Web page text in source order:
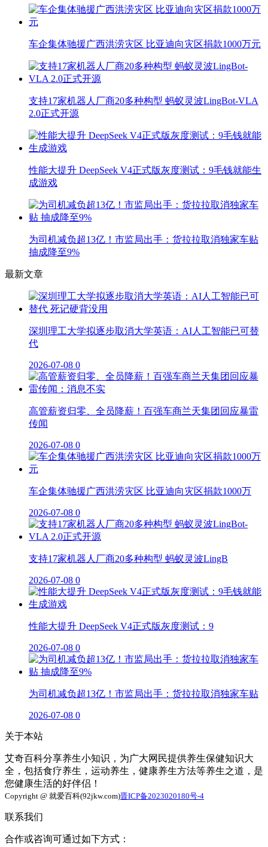
车企集体驰援广西洪涝灾区 比亚迪向灾区捐款1000万元
支持17家机器人厂商20多种构型 蚂蚁灵波LingBot-VLA
2.0正式开源
性能大提升 DeepSeek V4正式版灰度测试：9毛钱就能生
成游戏
为司机减负超13亿！市监局出手：货拉拉取消独家车贴
抽成降至9%
最新文章
深圳理工大学拟逐步取消大学英语：AI人工智能已可替
代
2026-07-08 0
高管薪资归零、全员降薪！百强车商兰天集团回应暴雷
传闻
2026-07-08 0
车企集体驰援广西洪涝灾区 比亚迪向灾区捐款1000万
2026-07-08 0
支持17家机器人厂商20多种构型 蚂蚁灵波LingB
2026-07-08 0
性能大提升 DeepSeek V4正式版灰度测试：9
2026-07-08 0
为司机减负超13亿！市监局出手：货拉拉取消独家车贴
2026-07-08 0
关于本站
艾奇百科分享养生小知识，为广大网民提供养生保健知识大
全，包括食疗养生，运动养生，健康养生方法等养生之道，是
您健康生活的好伴侣！
Copyright @ 就爱百科(92jkw.com)晋ICP备2023020180号-4
联系我们
合作或咨询可通过如下方式：